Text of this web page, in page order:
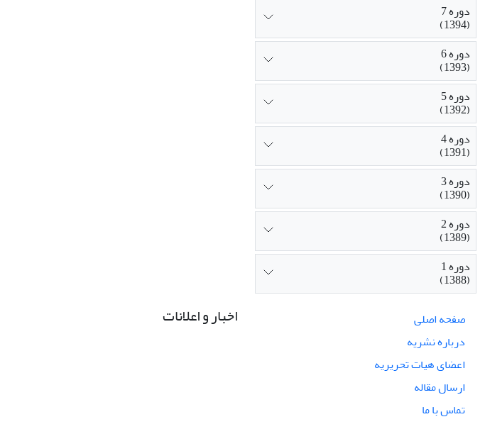
دوره 7
(1394)
دوره 6
(1393)
دوره 5
(1392)
دوره 4
(1391)
دوره 3
(1390)
دوره 2
(1389)
دوره 1
(1388)
صفحه اصلی
درباره نشریه
اعضای هیات تحریریه
ارسال مقاله
تماس با ما
اخبار و اعلانات